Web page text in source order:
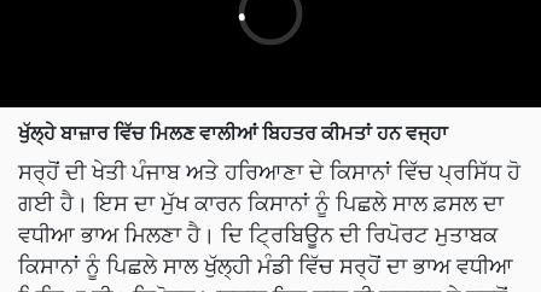
ਖੁੱਲ੍ਹੇ ਬਾਜ਼ਾਰ ਵਿੱਚ ਮਿਲਣ ਵਾਲੀਆਂ ਬਿਹਤਰ ਕੀਮਤਾਂ ਹਨ ਵਜ੍ਹਾ
ਸਰ੍ਹੋਂ ਦੀ ਖੇਤੀ ਪੰਜਾਬ ਅਤੇ ਹਰਿਆਣਾ ਦੇ ਕਿਸਾਨਾਂ ਵਿੱਚ ਪ੍ਰਸਿੱਧ ਹੋ
ਗਈ ਹੈ। ਇਸ ਦਾ ਮੁੱਖ ਕਾਰਨ ਕਿਸਾਨਾਂ ਨੂੰ ਪਿਛਲੇ ਸਾਲ ਫ਼ਸਲ ਦਾ
ਵਧੀਆ ਭਾਅ ਮਿਲਣਾ ਹੈ। ਦਿ ਟ੍ਰਿਬਿਊਨ ਦੀ ਰਿਪੋਰਟ ਮੁਤਾਬਕ
ਕਿਸਾਨਾਂ ਨੂੰ ਪਿਛਲੇ ਸਾਲ ਖੁੱਲ੍ਹੀ ਮੰਡੀ ਵਿੱਚ ਸਰ੍ਹੋਂ ਦਾ ਭਾਅ ਵਧੀਆ
ਮਿਲਿਆ ਸੀ। ਰਿਪੋਰਟ ਅਨੁਸਾਰ ਇਸ ਸਾਲ ਵੀ ਸਰਕਾਰ ਨੇ ਸਰ੍ਹੋਂ